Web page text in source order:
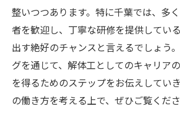
整いつつあります。特に千葉では、多
者を歓迎し、丁寧な研修を提供してい
出す絶好のチャンスと言えるでしょう
グを通じて、解体工としてのキャリア
を得るためのステップをお伝えしてい
の働き方を考える上で、ぜひご覧くださ